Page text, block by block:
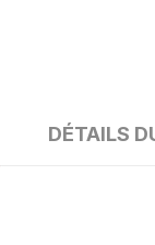
DÉTAILS